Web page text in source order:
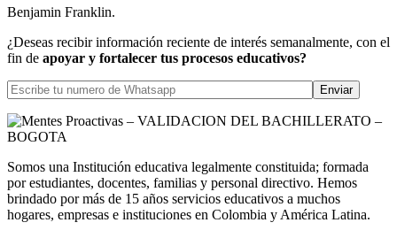
Benjamin Franklin.
¿Deseas recibir información reciente de interés semanalmente, con el
fin de apoyar y fortalecer tus procesos educativos?
Somos una Institución educativa legalmente constituida; formada
por estudiantes, docentes, familias y personal directivo. Hemos
brindado por más de 15 años servicios educativos a muchos
hogares, empresas e instituciones en Colombia y América Latina.